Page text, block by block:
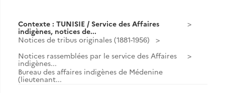
Contexte : TUNISIE / Service des Affaires
indigènes, notices de...
Notices de tribus originales (1881-1956)
Notices rassemblées par le service des Affaires
indigènes...
Bureau des affaires indigènes de Médenine
(lieutenant...